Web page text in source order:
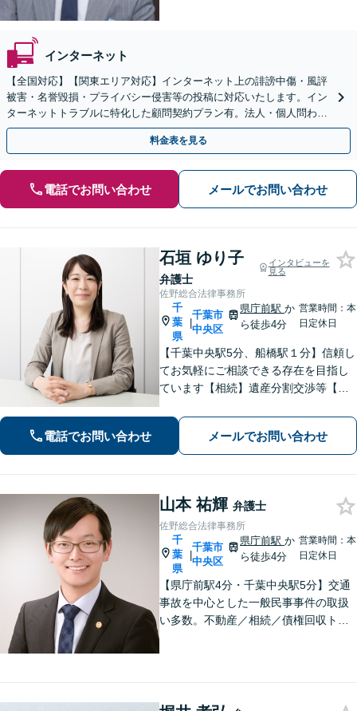
インターネット
【全国対応】【関東エリア対応】インターネット上の誹謗中傷・風評
被害・名誉毀損・プライバシー侵害等の投稿に対応いたします。イン
ターネットトラブルに特化した顧問契約プラン有。法人・個人問わず
お気軽にご相談下さい。【オンライン相談可】
料金表を見る
電話でお問い合わせ メールでお問い合わせ
石垣 ゆり子
弁護士
インタビューを
見る
佐野総合法律事務所
千
葉
県
|
千葉市
中央区
県庁前駅か
ら徒歩4分
営業時間：本
日定休日
【千葉中央駅5分、船橋駅１分】信頼し
てお気軽にご相談できる存在を目指し
ています【相続】遺産分割交渉等【初
損をしない離婚／不貞慰謝料交渉【不
動産・集合住宅の問題】【スムーズな
債権回収】
電話でお問い合わせ メールでお問い合わせ
山本 祐輝 弁護士
佐野総合法律事務所
千
葉
県
|
千葉市
中央区
県庁前駅か
ら徒歩4分
営業時間：本
日定休日
【県庁前駅4分・千葉中央駅5分】交通
事故を中心とした一般民事事件の取扱
い多数。不動産／相続／債権回収トラ